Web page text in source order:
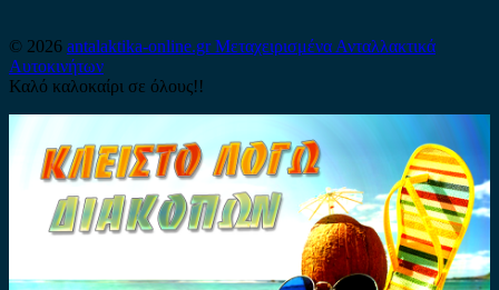
© 2026 antalaktika-online.grΜεταχειρισμένα Ανταλλακτικά
Αυτοκινήτων
Καλό καλοκαίρι σε όλους!!